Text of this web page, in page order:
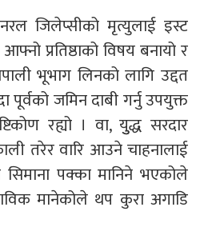
जिलेप्सीको मृत्युलाई इस्ट
प्रतिष्ठाको विषय बनायो र
भूभाग लिनको लागि उद्दत
पूर्वको जमिन दाबी गर्नु उपयुक्त
रह्यो । वा, युुद्ध सरदार
तरेर वारि आउने चाहनालाई
सिमाना पक्का मानिने भएकोले
मानेकोले थप कुरा अगाडि